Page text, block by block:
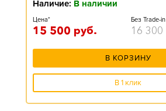
Наличие: В наличии
Цена*
15 500 руб.
Без Trade-in
16 300
В КОРЗИНУ
В 1 клик